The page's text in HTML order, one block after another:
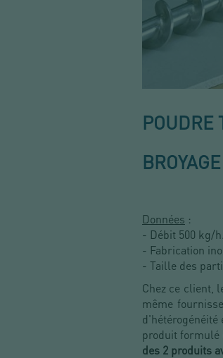
POUDRE
Données :
- Débit 500 kg/h.
- Fabrication
- Taille des
Chez ce client,
même
d'hétérogénéité
produit formulé
des 2 produits